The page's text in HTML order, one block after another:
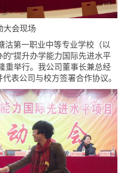
大会现场
沽第一职业中等专业学校（以
“提升办学能力国际先进水平
重举行。我公司董事长兼总经
表公司与校方签署合作协议。